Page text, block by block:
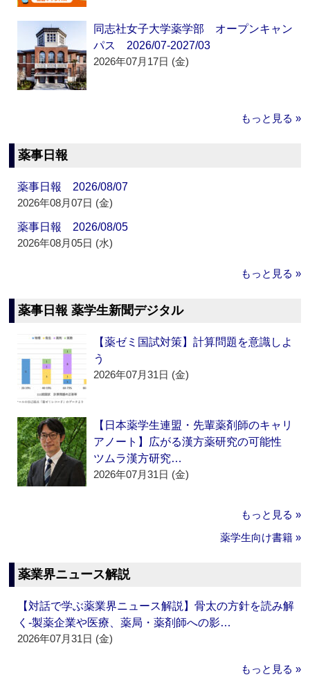
同志社女子大学薬学部 オープンキャン
パス 2026/07-2027/03
2026年07月17日 (金)
もっと見る »
薬事日報
薬事日報 2026/08/07
2026年08月07日 (金)
薬事日報 2026/08/05
2026年08月05日 (水)
もっと見る »
薬事日報 薬学生新聞デジタル
【薬ゼミ国試対策】計算問題を意識しよ
う
2026年07月31日 (金)
【日本薬学生連盟・先輩薬剤師のキャリ
アノート】広がる漢方薬研究の可能性
ツムラ漢方研究…
2026年07月31日 (金)
もっと見る »
薬学生向け書籍 »
薬業界ニュース解説
【対話で学ぶ薬業界ニュース解説】骨太の方針を読み解
く‐製薬企業や医療、薬局・薬剤師への影…
2026年07月31日 (金)
もっと見る »